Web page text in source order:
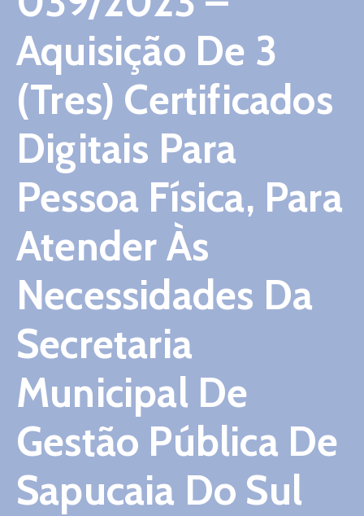
Aquisição De 3
(Tres) Certificados
Digitais Para
Pessoa Física, Para
Atender Às
Necessidades Da
Secretaria
Municipal De
Gestão Pública De
Sapucaia Do Sul